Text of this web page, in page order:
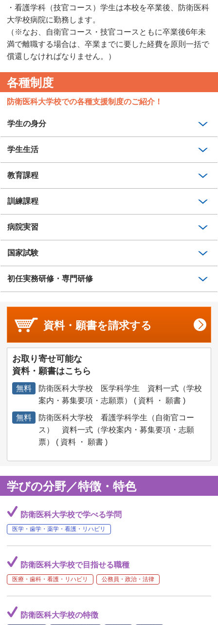
・看護学科（技官コース）学生は本校を卒業後、防衛医科
大学校病院に勤務します。
（※なお、自衛官コース・技官コースともに卒業後6年未
満で離職する場合は、卒業までに要した経費を原則一括で
償還しなければなりません。）
各種制度
防衛医科大学校での各種支援制度のご紹介！
学生の身分
学生生活
教育課程
訓練課程
病院実習
国家試験
初任実務研修・専門研修
資料・願書を請求する
お取り寄せ可能な
資料・願書はこちら
無料
防衛医科大学校 医学科学生 資料一式（学校
案内・募集要項・志願票） ( 資料 ・ 願書 )
無料
防衛医科大学校 看護学科学生（自衛官コー
ス） 資料一式（学校案内・募集要項・志願
票） ( 資料 ・ 願書 )
学びの分野／特徴・特色
防衛医科大学校で学べる学問
医学・歯学・薬学・看護・リハビリ
防衛医科大学校で目指せる職種
医療・歯科・看護・リハビリ 公務員・政治・法律
防衛医科大学校の特徴